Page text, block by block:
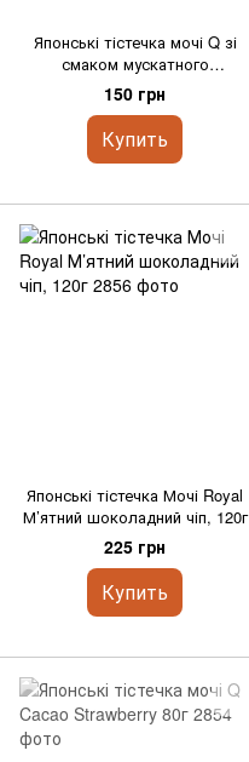
Японські тістечка мочі Q зі
смаком мускатного
винограду, 80 г
150 грн
Купить
Японські тістечка Мочі Royal
М’ятний шоколадний чіп, 120г
225 грн
Купить